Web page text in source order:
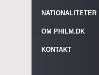
NATIONALITETER
OM PHILM.DK
KONTAKT